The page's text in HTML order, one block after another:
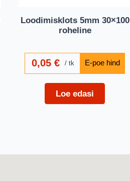
Loodimisklots 5mm 30×100
roheline
0,05€ tk
Loe edasi